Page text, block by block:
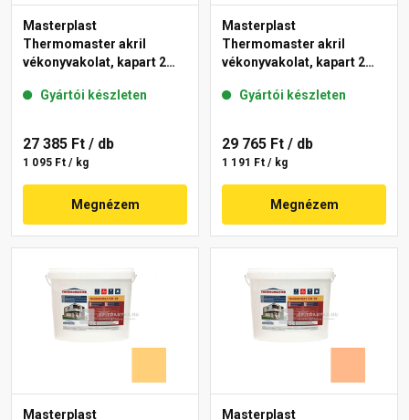
Masterplast
Thermomaster akril
vékonyvakolat, kapart 2
Gyártói készleten
27 385 Ft / db
1 095 Ft / kg
Megnézem
Masterplast
Thermomaster akril
vékonyvakolat, kapart 2
Gyártói készleten
29 765 Ft / db
1 191 Ft / kg
Megnézem
Masterplast
Masterplast